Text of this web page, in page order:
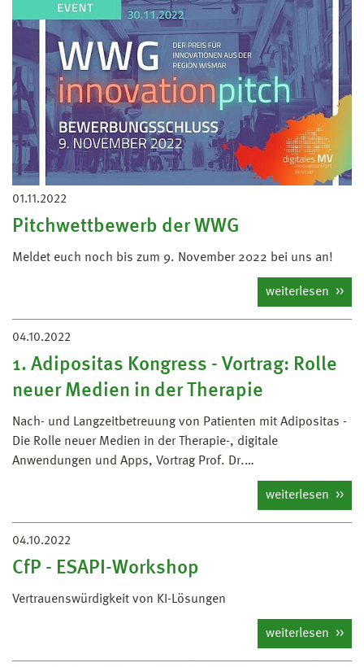
01.11.2022
Pitchwettbewerb der WWG
Meldet euch noch bis zum 9. November 2022 bei uns an!
weiterlesen
04.10.2022
1. Adipositas Kongress - Vortrag: Rolle
neuer Medien in der Therapie
Nach- und Langzeitbetreuung von Patienten mit Adipositas -
Die Rolle neuer Medien in der Therapie-, digitale
Anwendungen und Apps, Vortrag Prof. Dr.…
weiterlesen
04.10.2022
CfP - ESAPI-Workshop
Vertrauenswürdigkeit von KI-Lösungen
weiterlesen